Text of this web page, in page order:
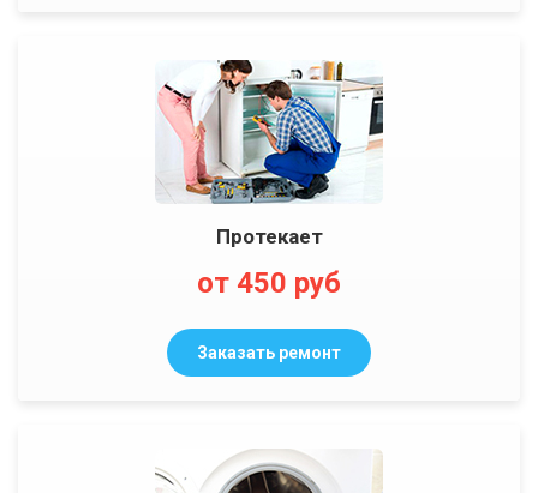
Протекает
от 450 руб
Заказать ремонт